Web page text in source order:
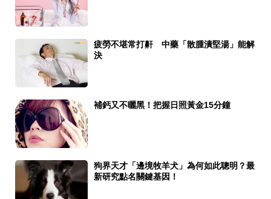
疲勞不堪常打鼾 中藥「散腫潰堅湯」能解
決
補鈣又不曬黑！把握日照黃金15分鐘
狗界天才「邊境牧羊犬」為何如此聰明？最
新研究點名關鍵基因！